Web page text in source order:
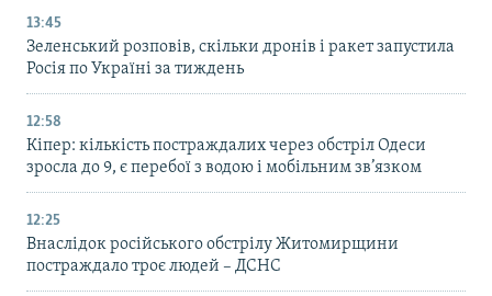
13:45
Зеленський розповів, скільки дронів і ракет запустила
Росія по Україні за тиждень
12:58
Кіпер: кількість постраждалих через обстріл Одеси
зросла до 9, є перебої з водою і мобільним зв’язком
12:25
Внаслідок російського обстрілу Житомирщини
постраждало троє людей – ДСНС